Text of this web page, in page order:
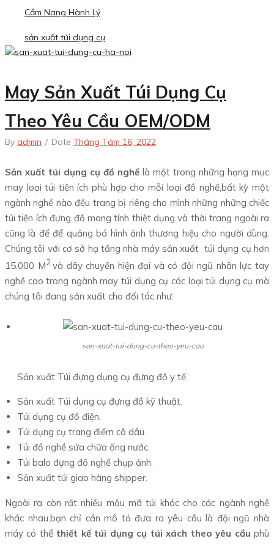
Cẩm Nang Hành Lý
sản xuất túi dụng cụ
May Sản Xuất Túi Dụng Cụ
Theo Yêu Cầu OEM/ODM
By admin / Date Tháng Tám 16, 2022
Sản xuất túi dụng cụ đồ nghề là một trong những hạng mục
may loại túi tiện ích phù hợp cho mỗi loại đồ nghề,bất kỳ một
ngành nghề nào đều trang bị riêng cho mình những những chiếc
túi tiện ích đựng đồ mang tính thiệt dụng và thời trang ngoài ra
cũng là để để quảng bá hình ảnh thương hiệu cho người dùng.
Chúng tôi với cơ sở hạ tầng nhà máy sản xuất túi dụng cụ hơn
15.000 M2và dây chuyền hiện đại và có đội ngũ nhân lực tay
nghề cao trong ngành may túi dụng cụ các loại túi dụng cụ mà
chúng tôi đang sản xuất cho đối tác như:
san-xuat-tui-dung-cu-theo-yeu-cau
Sản xuất Túi đựng dụng cụ đựng đồ y tế.
Sản xuất Túi dụng cụ đựng đồ kỹ thuật.
Túi dụng cụ đồ điện.
Túi dụng cụ trang điểm cô dâu.
Túi đồ nghề sửa chữa ống nước.
Túi balo đựng đồ nghề chụp ảnh.
Sản xuất túi giao hàng shipper.
Ngoài ra còn rất nhiều mẫu mã túi khác cho các ngành nghề
khác nhau,bạn chỉ cần mô tả đưa ra yêu cầu là đội ngũ nhà
máy có thể thiết kế túi dụng cụ túi xách theo yêu cầu phù